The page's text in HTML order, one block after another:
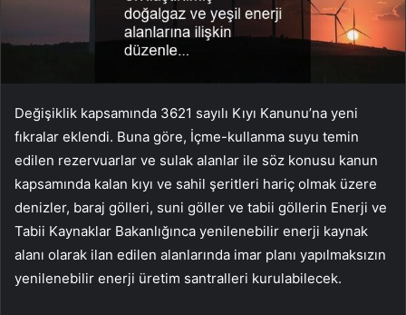
Değişiklik kapsamında 3621 sayılı Kıyı Kanunu’na yeni
fıkralar eklendi. Buna göre, İçme-kullanma suyu temin
edilen rezervuarlar ve sulak alanlar ile söz konusu kanun
kapsamında kalan kıyı ve sahil şeritleri hariç olmak üzere
denizler, baraj gölleri, suni göller ve tabii göllerin Enerji ve
Tabii Kaynaklar Bakanlığınca yenilenebilir enerji kaynak
alanı olarak ilan edilen alanlarında imar planı yapılmaksızın
yenilenebilir enerji üretim santralleri kurulabilecek.